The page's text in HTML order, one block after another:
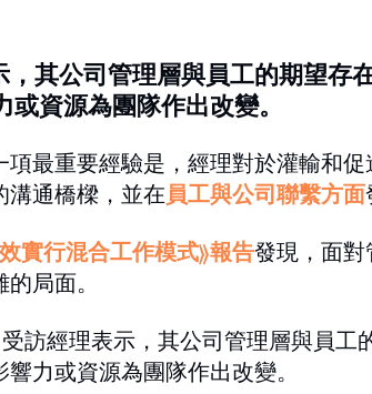
其公司管理層與員工的期望存
資源為團隊作出改變。
最重要經驗是，經理對於灌輸和
溝通橋樑，並在員工與公司聯繫方面
實行混合工作模式》報告發現，面
局面。
訪經理表示，其公司管理層與員工
力或資源為團隊作出改變。